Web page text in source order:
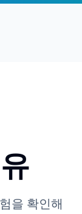
을 확인해